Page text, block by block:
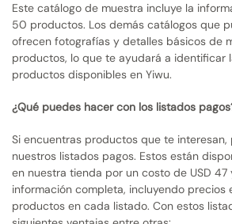
Este catálogo de muestra incluye la
50 productos. Los demás catálogos que
ofrecen fotografías y detalles básicos de
productos, lo que te ayudará a identificar
productos disponibles en Yiwu.
¿Qué puedes hacer con los listados
Si encuentras productos que te
nuestros listados pagos. Estos están
en nuestra tienda por un costo de USD
información completa, incluyendo precios
productos en cada listado. Con estos